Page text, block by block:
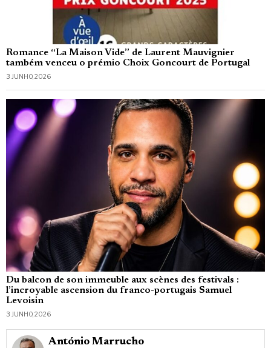
Romance “La Maison Vide” de Laurent Mauvignier
também venceu o prémio Choix Goncourt de Portugal
3 JUNHO, 2026
Du balcon de son immeuble aux scènes des festivals :
l’incroyable ascension du franco-portugais Samuel
Levoisin
3 JUNHO, 2026
António Marrucho